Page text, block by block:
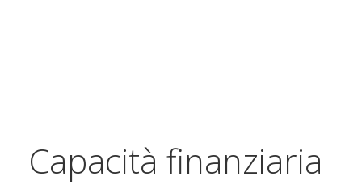
Capacità finanziaria